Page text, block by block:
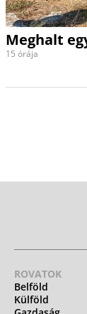
Meghalt
15 órája
ROVATOK
Belföld
Külföld